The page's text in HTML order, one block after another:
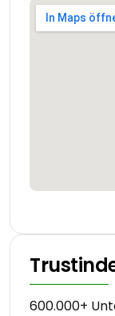
600.000+